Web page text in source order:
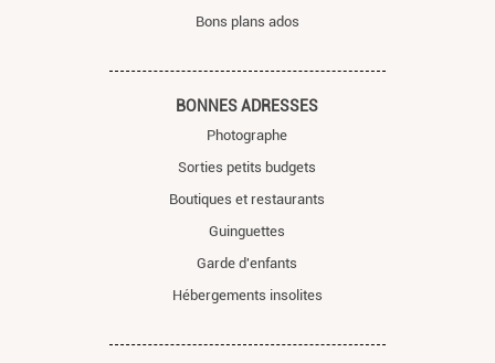
Bons plans ados
BONNES ADRESSES
Photographe
Sorties petits budgets
Boutiques et restaurants
Guinguettes
Garde d'enfants
Hébergements insolites